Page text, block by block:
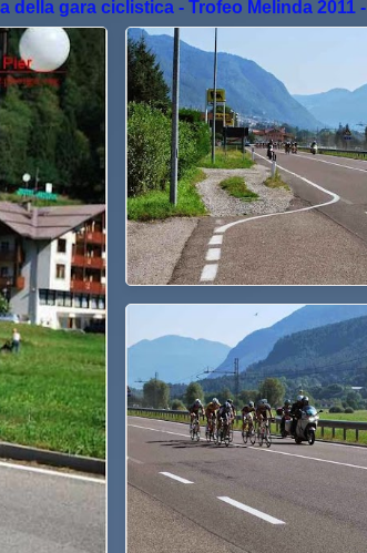
gara ciclistica - Trofeo Melinda 2011 -